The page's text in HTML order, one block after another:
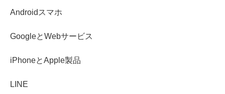
Androidスマホ
GoogleとWebサービス
iPhoneとApple製品
LINE